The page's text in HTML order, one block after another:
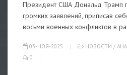
Президент США Дональд Трамп
громких заявлений, приписав
восьми военных конфликтов в
03-НОЯ-2025 НОВОСТИ /
0